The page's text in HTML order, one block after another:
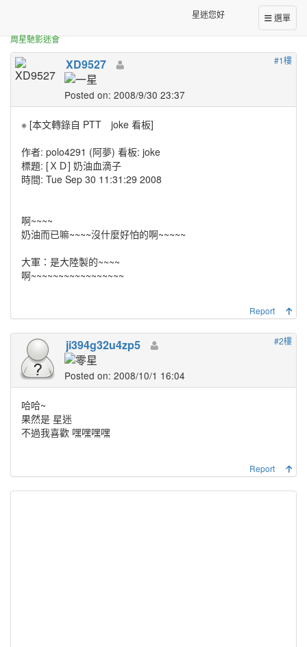
選單
星迷您好
周星馳影迷會
[ＸＤ] 奶油血滴子
#1樓
XD9527
Posted on: 2008/9/30 23:37
※ [本文轉錄自 PTT joke 看板]
作者: polo4291 (阿夢) 看板: joke
標題: [ＸＤ] 奶油血滴子
時間: Tue Sep 30 11:31:29 2008
啊~~~~
奶油而已嘛~~~~沒什麼好怕的啊~~~~~
大軍：是大陸製的~~~~
啊~~~~~~~~~~~~~~~~~
Report
#2樓
ji394g32u4zp5
Posted on: 2008/10/1 16:04
哈哈~
果然是 星迷
不過我喜歡 嘿嘿嘿嘿
Report